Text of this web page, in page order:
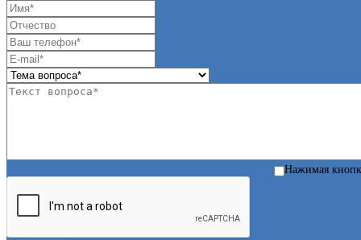
Нажимая